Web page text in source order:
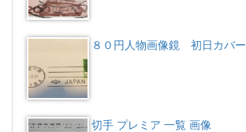
８０円人物画像鏡 初日カバー
切手 プレミア 一覧 画像